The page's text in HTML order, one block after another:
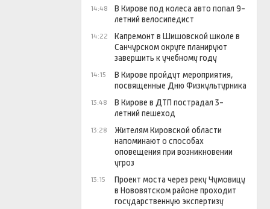
14:48
В Кирове под колеса авто попал 9-
летний велосипедист
14:22
Капремонт в Шишовской школе в
Санчурском округе планируют
завершить к учебному году
14:15
В Кирове пройдут мероприятия,
посвященные Дню Физкультурника
13:48
В Кирове в ДТП пострадал 3-
летний пешеход
13:28
Жителям Кировской области
напоминают о способах
оповещения при возникновении
угроз
13:15
Проект моста через реку Чумовицу
в Нововятском районе проходит
государственную экспертизу